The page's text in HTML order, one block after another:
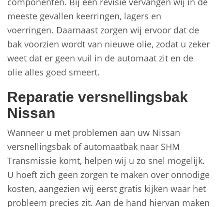
meeste gevallen keerringen, lagers en
voerringen. Daarnaast zorgen wij ervoor dat de
bak voorzien wordt van nieuwe olie, zodat u zeker
weet dat er geen vuil in de automaat zit en de
olie alles goed smeert.
Reparatie versnellingsbak
Nissan
Wanneer u met problemen aan uw Nissan
versnellingsbak of automaatbak naar SHM
Transmissie komt, helpen wij u zo snel mogelijk.
U hoeft zich geen zorgen te maken over onnodige
kosten, aangezien wij eerst gratis kijken waar het
probleem precies zit. Aan de hand hiervan maken